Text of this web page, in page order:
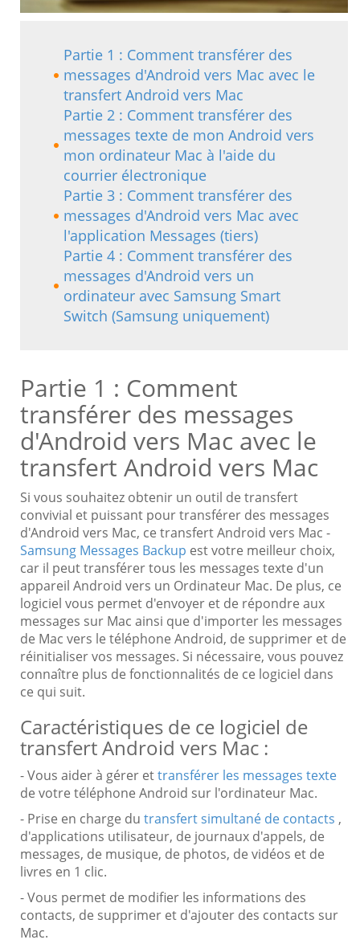
Partie 1 : Comment transférer des
messages d'Android vers Mac avec le
transfert Android vers Mac
Partie 2 : Comment transférer des
messages texte de mon Android vers
mon ordinateur Mac à l'aide du
courrier électronique
Partie 3 : Comment transférer des
messages d'Android vers Mac avec
l'application Messages (tiers)
Partie 4 : Comment transférer des
messages d'Android vers un
ordinateur avec Samsung Smart
Switch (Samsung uniquement)
Partie 1 : Comment
transférer des messages
d'Android vers Mac avec le
transfert Android vers Mac
Si vous souhaitez obtenir un outil de transfert
convivial et puissant pour transférer des messages
d'Android vers Mac, ce transfert Android vers Mac -
Samsung Messages Backup est votre meilleur choix,
car il peut transférer tous les messages texte d'un
appareil Android vers un Ordinateur Mac. De plus, ce
logiciel vous permet d'envoyer et de répondre aux
messages sur Mac ainsi que d'importer les messages
de Mac vers le téléphone Android, de supprimer et de
réinitialiser vos messages. Si nécessaire, vous pouvez
connaître plus de fonctionnalités de ce logiciel dans
ce qui suit.
Caractéristiques de ce logiciel de
transfert Android vers Mac :
- Vous aider à gérer ettransférer les messages texte
de votre téléphone Android sur l'ordinateur Mac.
- Prise en charge du transfert simultané de contacts ,
d'applications utilisateur, de journaux d'appels, de
messages, de musique, de photos, de vidéos et de
livres en 1 clic.
- Vous permet de modifier les informations des
contacts, de supprimer et d'ajouter des contacts sur
Mac.